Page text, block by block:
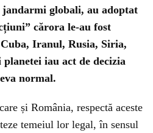
globali, au adoptat
cărora le-au fost
Iranul, Rusia, Siria,
planetei iau act de decizia
normal.
și România, respectă aceste
temeiul lor legal, în sensul